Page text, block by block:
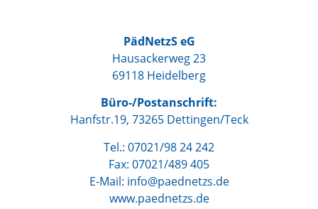
PädNetzS eG
Hausackerweg 23
69118 Heidelberg
Büro-/Postanschrift:
Hanfstr.19, 73265 Dettingen/Teck
Tel.: 07021/98 24 242
Fax: 07021/489 405
E-Mail: info@paednetzs.de
www.paednetzs.de